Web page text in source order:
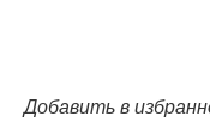
Добавить в